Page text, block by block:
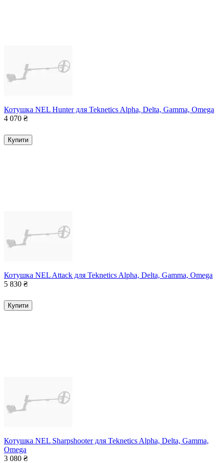
Котушка NEL Hunter для Teknetics Alpha, Delta, Gamma, Omega
4 070 ₴
Купити
Котушка NEL Attack для Teknetics Alpha, Delta, Gamma, Omega
5 830 ₴
Купити
Котушка NEL Sharpshooter для Teknetics Alpha, Delta, Gamma,
Omega
3 080 ₴